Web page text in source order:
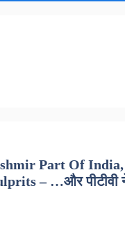
Part Of
– …और पीटीवी ने